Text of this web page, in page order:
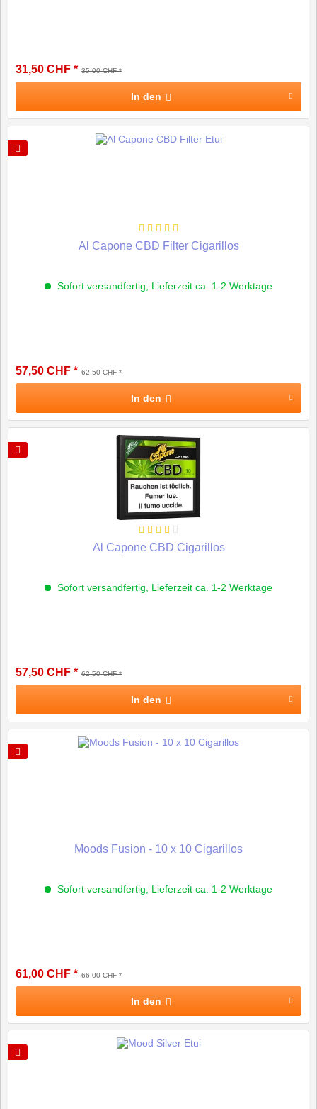
35,00 CHF *
31,50 CHF *
In den
Al Capone CBD Filter Cigarillos
Sofort versandfertig, Lieferzeit ca. 1-2 Werktage
62,50 CHF *
57,50 CHF *
In den
Al Capone CBD Cigarillos
Sofort versandfertig, Lieferzeit ca. 1-2 Werktage
62,50 CHF *
57,50 CHF *
In den
Moods Fusion - 10 x 10 Cigarillos
Sofort versandfertig, Lieferzeit ca. 1-2 Werktage
66,00 CHF *
61,00 CHF *
In den